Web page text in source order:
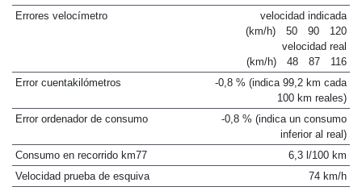
Errores velocímetro
velocidad indicada
(km/h)
50 90
120
velocidad real
(km/h)
48 87
116
Error cuentakilómetros
-0,8 % (indica 99,2 km cada
100 km reales)
Error ordenador de consumo
-0,8 % (indica un consumo
inferior al real)
Consumo en recorrido km77
6,3 l/100 km
Velocidad prueba de esquiva
74 km/h